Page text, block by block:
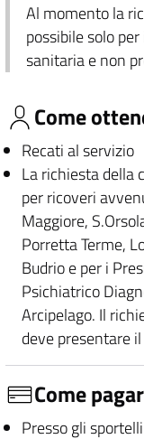
Al momento la
possibile solo
sanitaria e non
Come
Recati al servizio
La richiesta della
per ricoveri
Maggiore,
Porretta Terme,
Budrio e per i
Psichiatrico
Arcipelago. Il
deve presentare
Come
Presso gli sportelli